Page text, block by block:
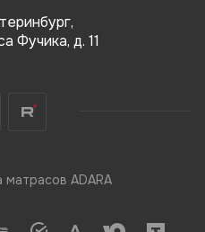
Фучика, д. 11
ADARA